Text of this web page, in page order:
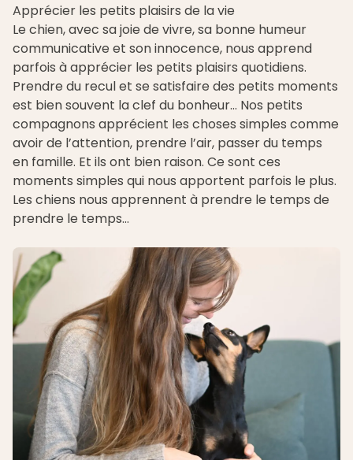
Apprécier les petits plaisirs de la vie
Le chien, avec sa joie de vivre, sa bonne humeur
communicative et son innocence, nous apprend
parfois à apprécier les petits plaisirs quotidiens.
Prendre du recul et se satisfaire des petits moments
est bien souvent la clef du bonheur… Nos petits
compagnons apprécient les choses simples comme
avoir de l’attention, prendre l’air, passer du temps
en famille. Et ils ont bien raison. Ce sont ces
moments simples qui nous apportent parfois le plus.
Les chiens nous apprennent à prendre le temps de
prendre le temps…